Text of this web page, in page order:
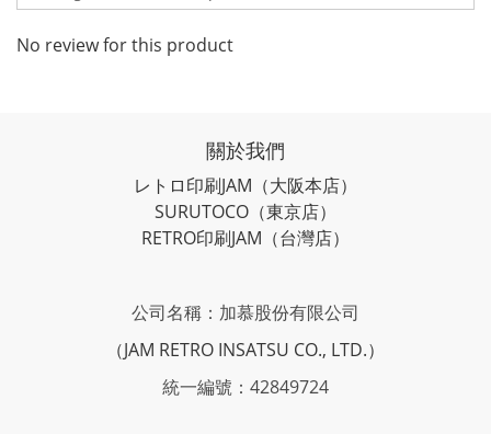
No review for this product
關於我們
レトロ印刷JAM （大阪本店）
SURUTOCO （東京店）
RETRO印刷JAM （台灣店）
公司名稱：加慕股份有限公司
（JAM RETRO INSATSU CO., LTD.）
統一編號：42849724